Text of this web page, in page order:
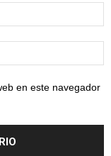
en este navegador